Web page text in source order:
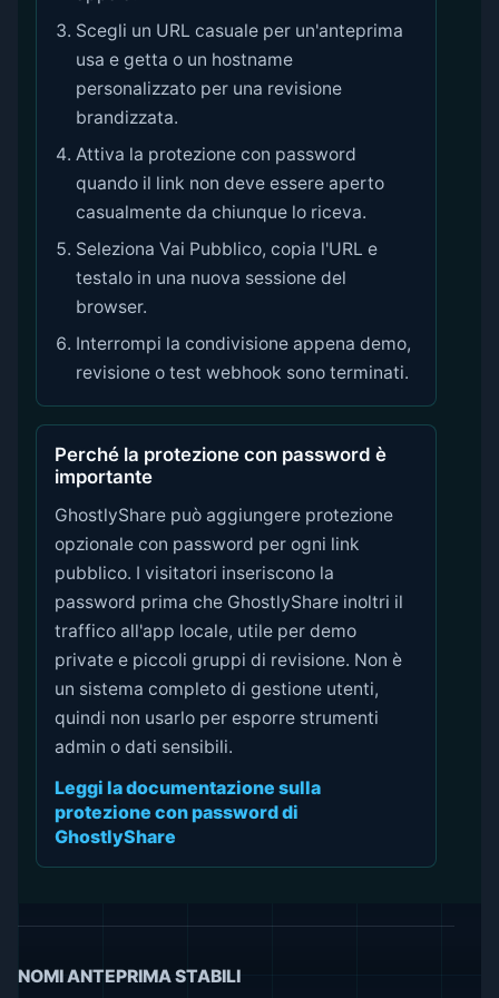
Scegli un URL casuale per un'anteprima
usa e getta o un hostname
personalizzato per una revisione
brandizzata.
Attiva la protezione con password
quando il link non deve essere aperto
casualmente da chiunque lo riceva.
Seleziona Vai Pubblico, copia l'URL e
testalo in una nuova sessione del
browser.
Interrompi la condivisione appena demo,
revisione o test webhook sono terminati.
Perché la protezione con password è
importante
GhostlyShare può aggiungere protezione
opzionale con password per ogni link
pubblico. I visitatori inseriscono la
password prima che GhostlyShare inoltri il
traffico all'app locale, utile per demo
private e piccoli gruppi di revisione. Non è
un sistema completo di gestione utenti,
quindi non usarlo per esporre strumenti
admin o dati sensibili.
Leggi la documentazione sulla
protezione con password di
GhostlyShare
NOMI ANTEPRIMA STABILI